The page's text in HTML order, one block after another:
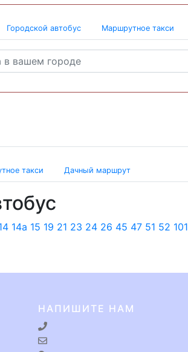
Городской автобус Маршрутное такси
такси Дачный маршрут
14а 15 19 21 23 24 26 45 47 51 52 101
НАПИШИТЕ НАМ